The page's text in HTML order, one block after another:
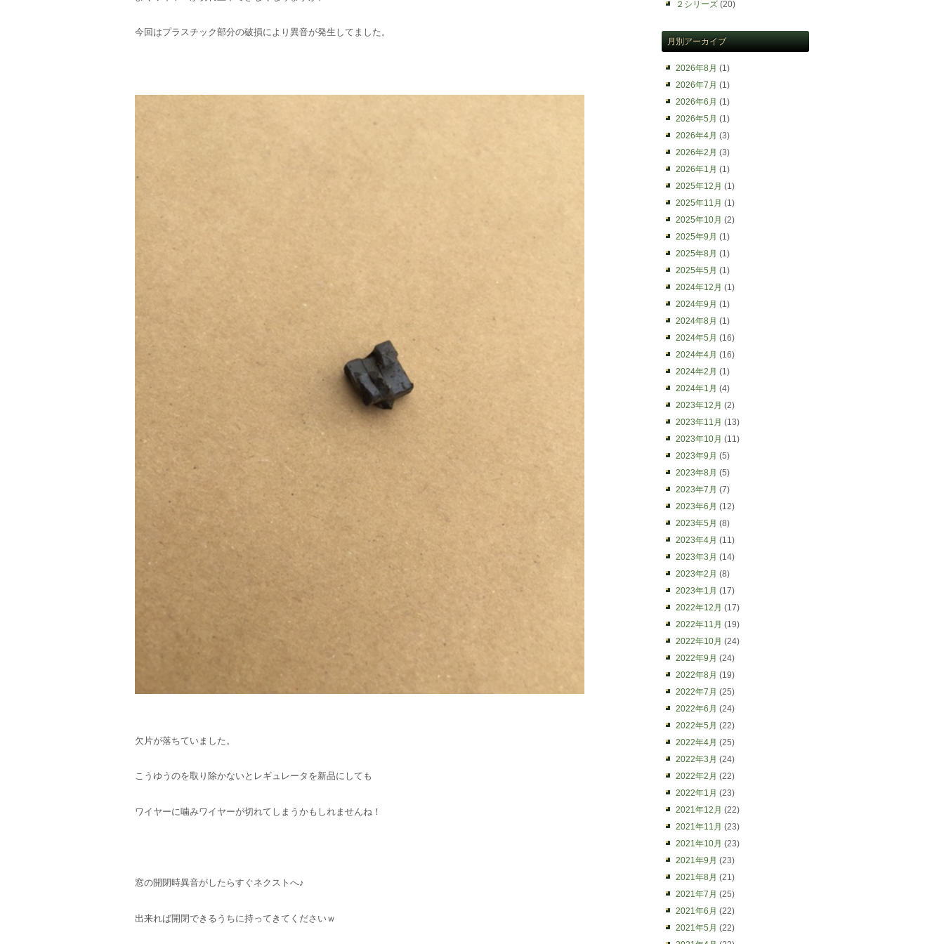
今回はプラスチック部分の破損により異音が発生してました。
欠片が落ちていました。
こうゆうのを取り除かないとレギュレータを新品にしても
ワイヤーに噛みワイヤーが切れてしまうかもしれませんね！
窓の開閉時異音がしたらすぐネクストへ♪
出来れば開閉できるうちに持ってきてくださいｗ
２シリーズ (20)
月別アーカイブ
2026年8月 (1)
2026年7月 (1)
2026年6月 (1)
2026年5月 (1)
2026年4月 (3)
2026年2月 (3)
2026年1月 (1)
2025年12月 (1)
2025年11月 (1)
2025年10月 (2)
2025年9月 (1)
2025年8月 (1)
2025年5月 (1)
2024年12月 (1)
2024年9月 (1)
2024年8月 (1)
2024年5月 (16)
2024年4月 (16)
2024年2月 (1)
2024年1月 (4)
2023年12月 (2)
2023年11月 (13)
2023年10月 (11)
2023年9月 (5)
2023年8月 (5)
2023年7月 (7)
2023年6月 (12)
2023年5月 (8)
2023年4月 (11)
2023年3月 (14)
2023年2月 (8)
2023年1月 (17)
2022年12月 (17)
2022年11月 (19)
2022年10月 (24)
2022年9月 (24)
2022年8月 (19)
2022年7月 (25)
2022年6月 (24)
2022年5月 (22)
2022年4月 (25)
2022年3月 (24)
2022年2月 (22)
2022年1月 (23)
2021年12月 (22)
2021年11月 (23)
2021年10月 (23)
2021年9月 (23)
2021年8月 (21)
2021年7月 (25)
2021年6月 (22)
2021年5月 (22)